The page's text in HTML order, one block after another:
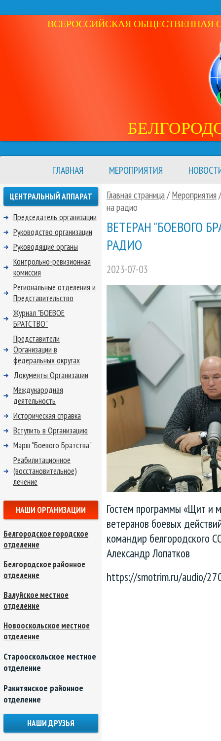
ВСЕРОССИЙСКАЯ ОБЩЕСТВЕННАЯ
ГЛАВНАЯ МЕРОПРИЯТИЯ
Главная страница/ Мероприятия
на радио
ВЕТЕРАН "БОЕВОГО
РАДИО
2023-07-03
Гостем программы «Щит и
ветеранов боевых
командир белгородского
Александр Лопатков
https://smotrim.ru/audio/
ЦЕНТРАЛЬНЫЙ АППАРАТ
Председатель организации
Руководство организации
Руководящие органы
Контрольно-ревизионная
комиссия
Региональные отделения и
Представительство
Журнал "БОЕВОЕ
БРАТСТВО"
Представители
Организации в
федеральных округах
Документы Организации
Международная
деятельность
Историческая справка
Вступить в Организацию
Марш "Боевого Братства"
Реабилитационное
(восстановительное)
лечение
НАШИ ОРГАНИЗАЦИИ
Белгородское городское
отделение
Белгородское районное
отделение
Валуйское местное
отделение
Новооскольское местное
отделение
Старооскольское местное
отделение
Ракитянское районное
отделение
НАШИ ДРУЗЬЯ